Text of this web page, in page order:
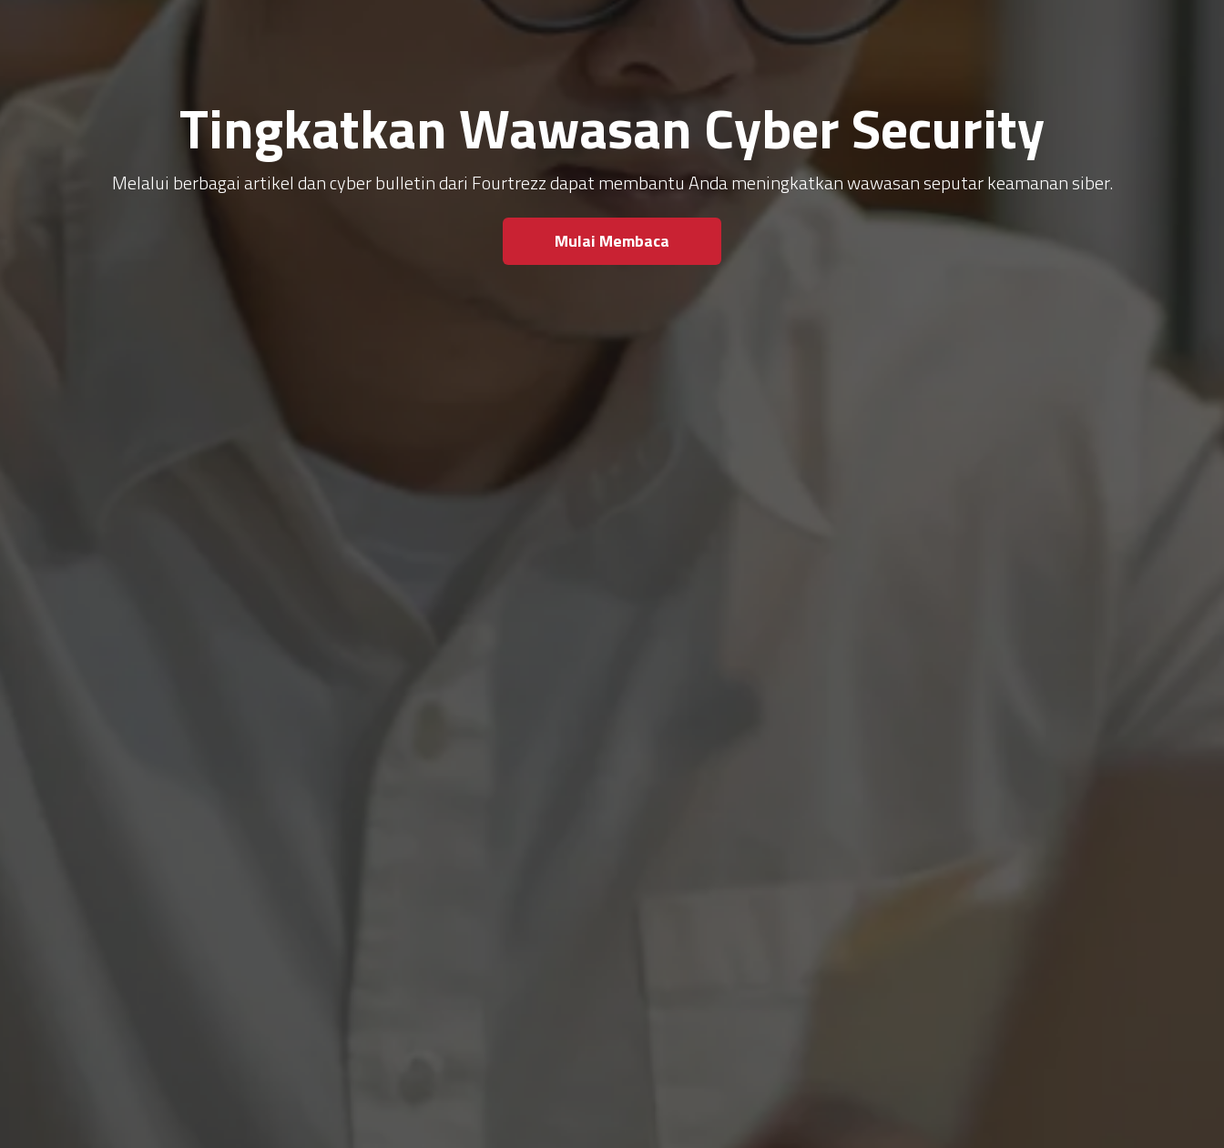
Tingkatkan Wawasan Cyber Security
Melalui berbagai artikel dan cyber bulletin dari Fourtrezz dapat membantu Anda meningkatkan wawasan seputar keamanan siber.
Mulai Membaca